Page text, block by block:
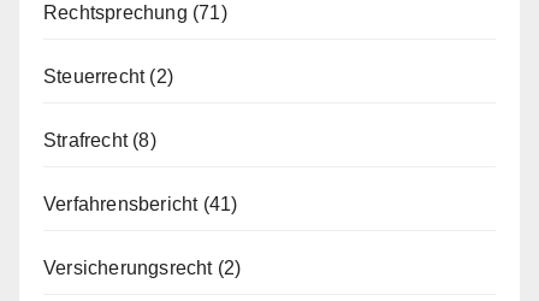
Rechtsprechung (71)
Steuerrecht(2)
Strafrecht(8)
Verfahrensbericht(41)
Versicherungsrecht(2)